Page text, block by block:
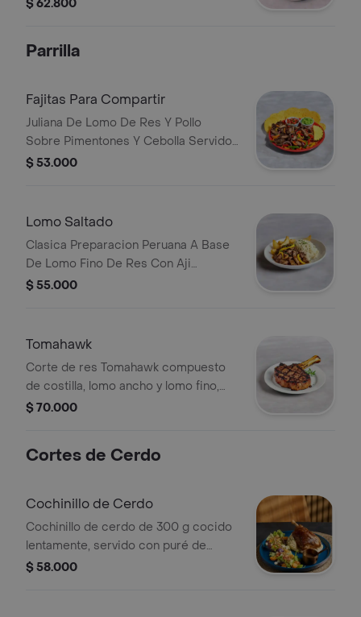
$ 62.800
Parrilla
Fajitas Para Compartir
Juliana De Lomo De Res Y Pollo
Sobre Pimentones Y Cebolla Servidos
Con Guacamole, Pico De Gallo, Pina Y
$ 53.000
Lomo Saltado
Clasica Preparacion Peruana A Base
De Lomo Fino De Res Con Aji
Amarillo, Soya Y Salsa De Ostiones,
$ 55.000
Tomahawk
Corte de res Tomahawk compuesto
de costilla, lomo ancho y lomo fino,
parrillado.
$ 70.000
Cortes de Cerdo
Cochinillo de Cerdo
Cochinillo de cerdo de 300 g cocido
lentamente, servido con puré de
papa, ensalada y salsa aparte.
$ 58.000